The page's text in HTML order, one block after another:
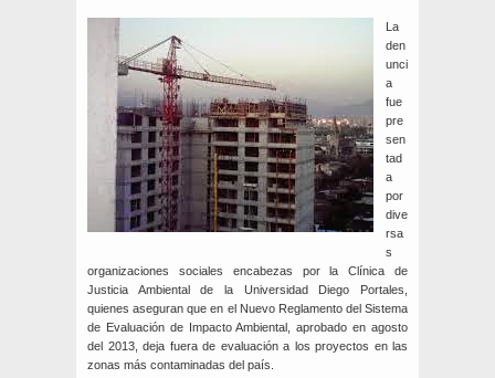
La
den
unci
a
fue
pre
sen
tad
a
por
dive
rsa
s
organizaciones sociales encabezas por la Clínica de
Justicia Ambiental de la Universidad Diego Portales,
quienes aseguran que en el Nuevo Reglamento del Sistema
de Evaluación de Impacto Ambiental, aprobado en agosto
del 2013, deja fuera de evaluación a los proyectos en las
zonas más contaminadas del país.